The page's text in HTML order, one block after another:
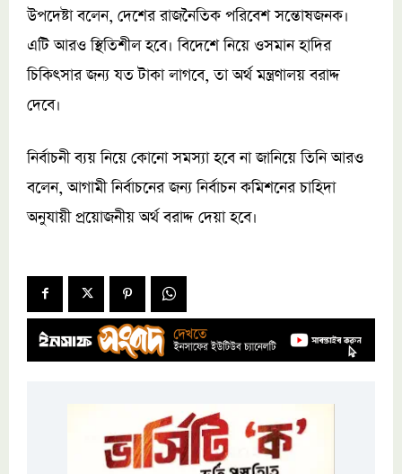
উপদেষ্টা বলেন, দেশের রাজনৈতিক পরিবেশ সন্তোষজনক।
এটি আরও স্থিতিশীল হবে। বিদেশে নিয়ে ওসমান হাদির
চিকিৎসার জন্য যত টাকা লাগবে, তা অর্থ মন্ত্রণালয় বরাদ্দ
দেবে।
নির্বাচনী ব্যয় নিয়ে কোনো সমস্যা হবে না জানিয়ে তিনি আরও
বলেন, আগামী নির্বাচনের জন্য নির্বাচন কমিশনের চাহিদা
অনুযায়ী প্রয়োজনীয় অর্থ বরাদ্দ দেয়া হবে।